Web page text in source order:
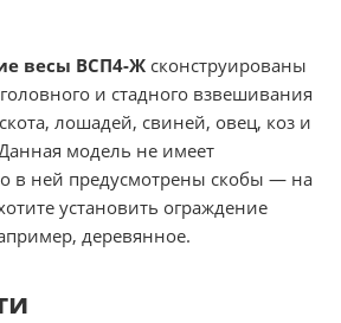
весы ВСП4-Ж сконструированы
и стадного взвешивания
лошадей, свиней, овец, коз и
модель не имеет
в ней предусмотрены скобы — на
установить ограждение
деревянное.